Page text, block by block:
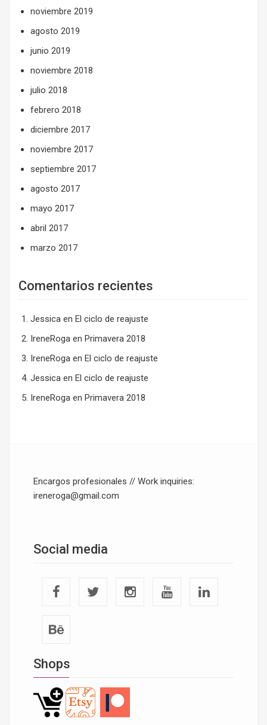
noviembre 2019
agosto 2019
junio 2019
noviembre 2018
julio 2018
febrero 2018
diciembre 2017
noviembre 2017
septiembre 2017
agosto 2017
mayo 2017
abril 2017
marzo 2017
Comentarios recientes
Jessica en El ciclo de reajuste
IreneRoga en Primavera 2018
IreneRoga en El ciclo de reajuste
Jessica en El ciclo de reajuste
IreneRoga en Primavera 2018
Encargos profesionales // Work inquiries:
ireneroga@gmail.com
Social media
Shops